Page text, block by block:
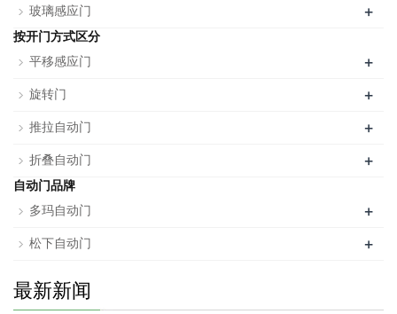
玻璃感应门 +
按开门方式区分
平移感应门
+
旋转门 +
推拉自动门 +
折叠自动门 +
自动门品牌
多玛自动门
+
松下自动门 +
最新新闻